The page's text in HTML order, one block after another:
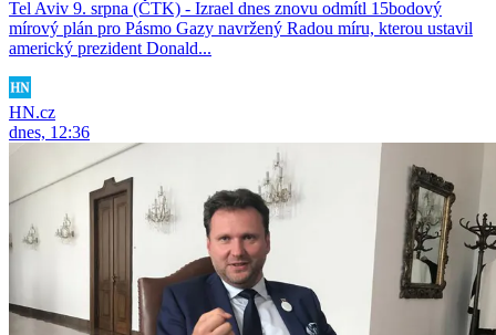
Tel Aviv 9. srpna (ČTK) - Izrael dnes znovu odmítl 15bodový
mírový plán pro Pásmo Gazy navržený Radou míru, kterou ustavil
americký prezident Donald...
HN.cz
dnes, 12:36